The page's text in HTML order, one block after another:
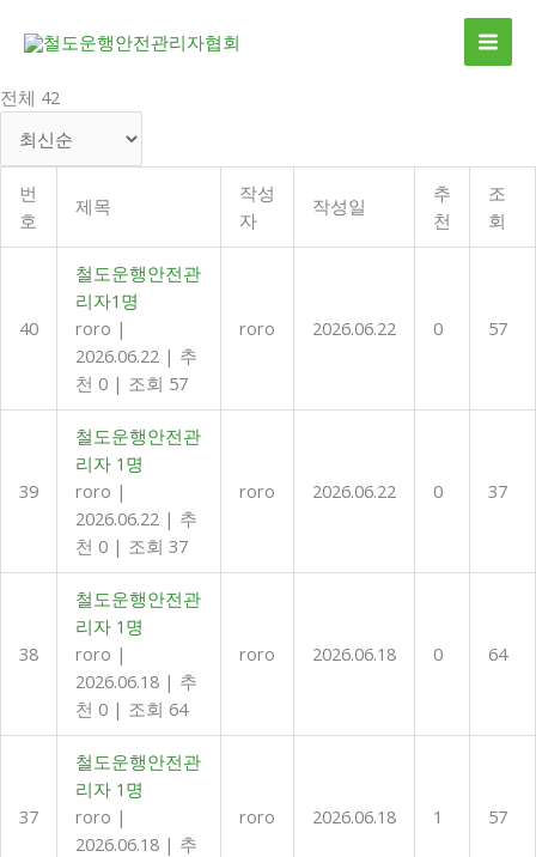
로
전체 42
번
호
제목
작성
자
작성일
추
천
조
회
40
철도운행안전관
리자1명
roro |
2026.06.22 | 추
천 0 | 조회 57
roro 2026.06.22 0 57
39
철도운행안전관
리자 1명
roro |
2026.06.22 | 추
천 0 | 조회 37
roro 2026.06.22 0 37
38
철도운행안전관
리자 1명
roro |
2026.06.18 | 추
천 0 | 조회 64
roro 2026.06.18 0 64
37
철도운행안전관
리자 1명
roro |
2026.06.18 | 추
roro 2026.06.18 1 57